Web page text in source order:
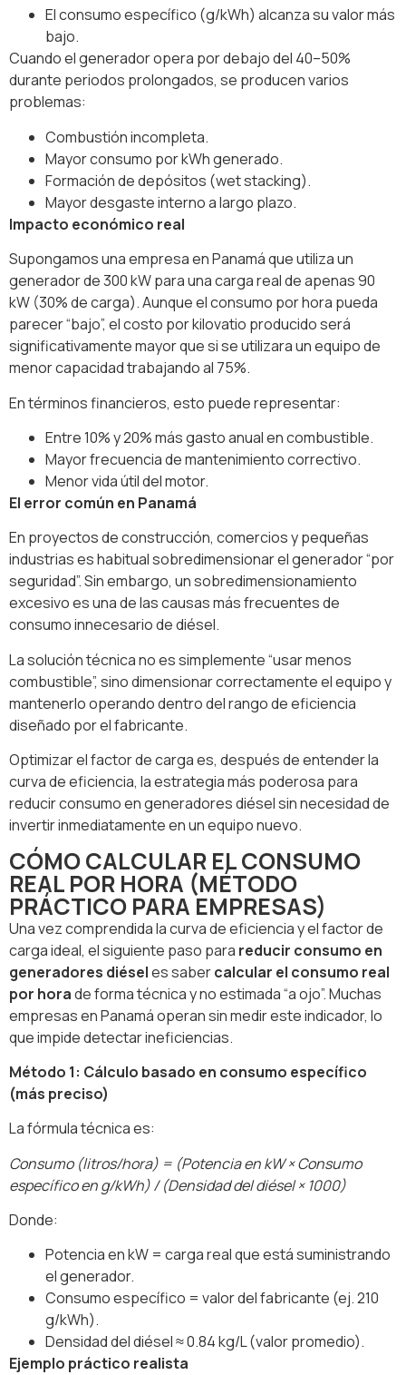
El consumo específico (g/kWh) alcanza su valor más
bajo.
Cuando el generador opera por debajo del 40–50%
durante periodos prolongados, se producen varios
problemas:
Combustión incompleta.
Mayor consumo por kWh generado.
Formación de depósitos (wet stacking).
Mayor desgaste interno a largo plazo.
Impacto económico real
Supongamos una empresa en Panamá que utiliza un
generador de 300 kW para una carga real de apenas 90
kW (30% de carga). Aunque el consumo por hora pueda
parecer “bajo”, el costo por kilovatio producido será
significativamente mayor que si se utilizara un equipo de
menor capacidad trabajando al 75%.
En términos financieros, esto puede representar:
Entre 10% y 20% más gasto anual en combustible.
Mayor frecuencia de mantenimiento correctivo.
Menor vida útil del motor.
El error común en Panamá
En proyectos de construcción, comercios y pequeñas
industrias es habitual sobredimensionar el generador “por
seguridad”. Sin embargo, un sobredimensionamiento
excesivo es una de las causas más frecuentes de
consumo innecesario de diésel.
La solución técnica no es simplemente “usar menos
combustible”, sino dimensionar correctamente el equipo y
mantenerlo operando dentro del rango de eficiencia
diseñado por el fabricante.
Optimizar el factor de carga es, después de entender la
curva de eficiencia, la estrategia más poderosa para
reducir consumo en generadores diésel sin necesidad de
invertir inmediatamente en un equipo nuevo.
CÓMO CALCULAR EL CONSUMO
REAL POR HORA (MÉTODO
PRÁCTICO PARA EMPRESAS)
Una vez comprendida la curva de eficiencia y el factor de
carga ideal, el siguiente paso para reducir consumo en
generadores diéseles sabercalcular el consumo real
por horade forma técnica y no estimada “a ojo”. Muchas
empresas en Panamá operan sin medir este indicador, lo
que impide detectar ineficiencias.
Método 1: Cálculo basado en consumo específico
(más preciso)
La fórmula técnica es:
Consumo (litros/hora) = (Potencia en kW × Consumo
específico en g/kWh) / (Densidad del diésel × 1000)
Donde:
Potencia en kW = carga real que está suministrando
el generador.
Consumo específico = valor del fabricante (ej. 210
g/kWh).
Densidad del diésel ≈ 0.84 kg/L (valor promedio).
Ejemplo práctico realista